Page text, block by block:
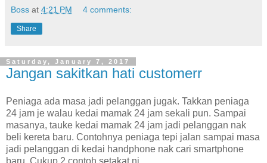
Boss at 4:21 PM 4 comments:
Share
Saturday, January 7, 2017
Jangan sakitkan hati customerr
Peniaga ada masa jadi pelanggan jugak. Takkan peniaga
24 jam je walau kedai mamak 24 jam sekali pun. Sampai
masanya, tauke kedai mamak 24 jam jadi pelanggan nak
beli kereta baru. Contohnya peniaga tepi jalan sampai masa
jadi pelanggan di kedai handphone nak cari smartphone